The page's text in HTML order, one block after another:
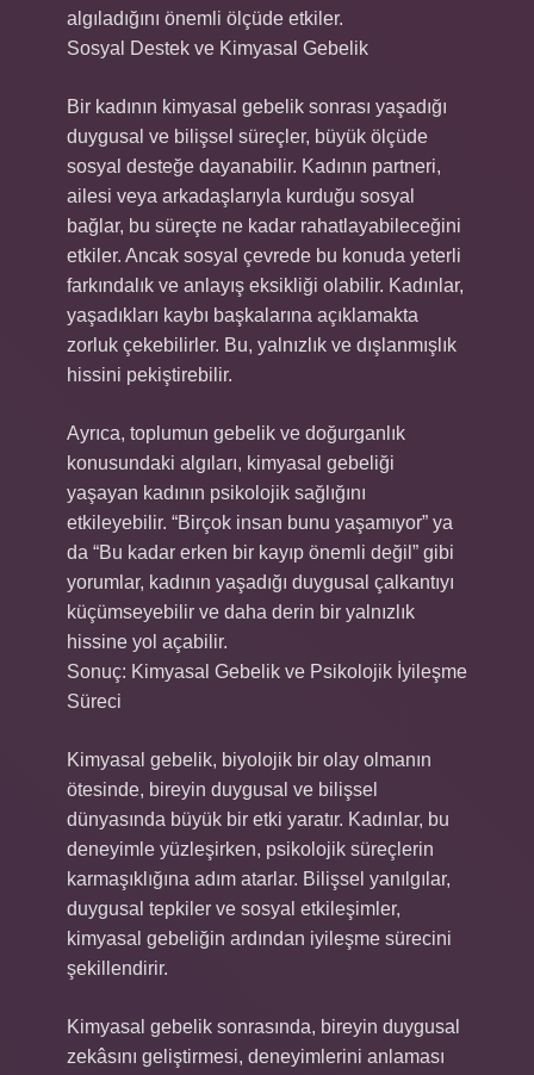
algıladığını önemli ölçüde etkiler.
Sosyal Destek ve Kimyasal Gebelik
Bir kadının kimyasal gebelik sonrası yaşadığı
duygusal ve bilişsel süreçler, büyük ölçüde
sosyal desteğe dayanabilir. Kadının partneri,
ailesi veya arkadaşlarıyla kurduğu sosyal
bağlar, bu süreçte ne kadar rahatlayabileceğini
etkiler. Ancak sosyal çevrede bu konuda yeterli
farkındalık ve anlayış eksikliği olabilir. Kadınlar,
yaşadıkları kaybı başkalarına açıklamakta
zorluk çekebilirler. Bu, yalnızlık ve dışlanmışlık
hissini pekiştirebilir.
Ayrıca, toplumun gebelik ve doğurganlık
konusundaki algıları, kimyasal gebeliği
yaşayan kadının psikolojik sağlığını
etkileyebilir. “Birçok insan bunu yaşamıyor” ya
da “Bu kadar erken bir kayıp önemli değil” gibi
yorumlar, kadının yaşadığı duygusal çalkantıyı
küçümseyebilir ve daha derin bir yalnızlık
hissine yol açabilir.
Sonuç: Kimyasal Gebelik ve Psikolojik İyileşme
Süreci
Kimyasal gebelik, biyolojik bir olay olmanın
ötesinde, bireyin duygusal ve bilişsel
dünyasında büyük bir etki yaratır. Kadınlar, bu
deneyimle yüzleşirken, psikolojik süreçlerin
karmaşıklığına adım atarlar. Bilişsel yanılgılar,
duygusal tepkiler ve sosyal etkileşimler,
kimyasal gebeliğin ardından iyileşme sürecini
şekillendirir.
Kimyasal gebelik sonrasında, bireyin duygusal
zekâsını geliştirmesi, deneyimlerini anlaması